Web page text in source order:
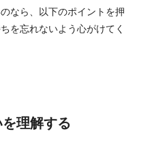
なら、以下のポイントを押
を忘れないよう心がけてく
理解する